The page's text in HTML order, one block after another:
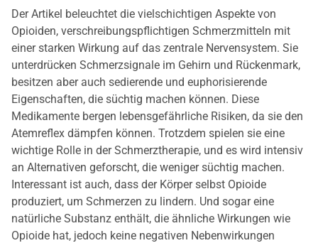
Der Artikel beleuchtet die vielschichtigen Aspekte von
Opioiden, verschreibungspflichtigen Schmerzmitteln mit
einer starken Wirkung auf das zentrale Nervensystem. Sie
unterdrücken Schmerzsignale im Gehirn und Rückenmark,
besitzen aber auch sedierende und euphorisierende
Eigenschaften, die süchtig machen können. Diese
Medikamente bergen lebensgefährliche Risiken, da sie den
Atemreflex dämpfen können. Trotzdem spielen sie eine
wichtige Rolle in der Schmerztherapie, und es wird intensiv
an Alternativen geforscht, die weniger süchtig machen.
Interessant ist auch, dass der Körper selbst Opioide
produziert, um Schmerzen zu lindern. Und sogar eine
natürliche Substanz enthält, die ähnliche Wirkungen wie
Opioide hat, jedoch keine negativen Nebenwirkungen